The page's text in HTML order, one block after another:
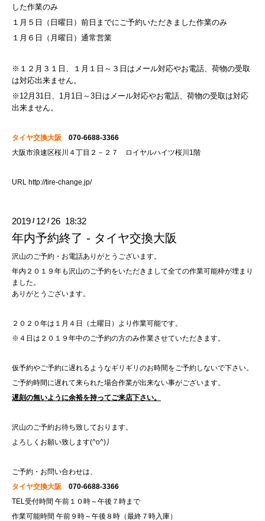
した作業のみ
１月５日（日曜日）前日までにご予約いただきました作業のみ
１月６日（月曜日）通常営業
※１２月３１日、１月１日～３日はメール対応やお電話、荷物の受取
は対応出来ません。
※12月31日、1月1日～3日はメール対応やお電話、荷物の受取は対応
出来ません。
タイヤ交換大阪 070-6688-3366
大阪市浪速区桜川４丁目２－２７ ロイヤルハイツ桜川1階
URL http://tire-change.jp/
2019 / 12 / 26 18:32
年内予約終了 - タイヤ交換大阪
沢山のご予約・お電話ありがとうございます。
年内２０１９年も沢山のご予約をいただきまして全ての作業可能枠が埋まり
ました。
ありがとうございます。
２０２０年は１月４日（土曜日）より作業可能です。
※４日は２０１９年中のご予約の方のみ作業させていただきます。
仮予約やご予約に遅れるようなギリギリのお時間をご予約しないで下さい。
ご予約時間に遅れて来られた場合作業が出来ない事がございます。
遅刻の無いように余裕を持ってご来店下さい。
沢山のご予約お待ち致しております。
よろしくお願い致します(^o^)丿
ご予約・お問い合わせは、
タイヤ交換大阪 070-6688-3366
TEL受付時間 午前１０時～午後７時まで
作業可能時間 午前９時～午後８時（最終７時入庫）